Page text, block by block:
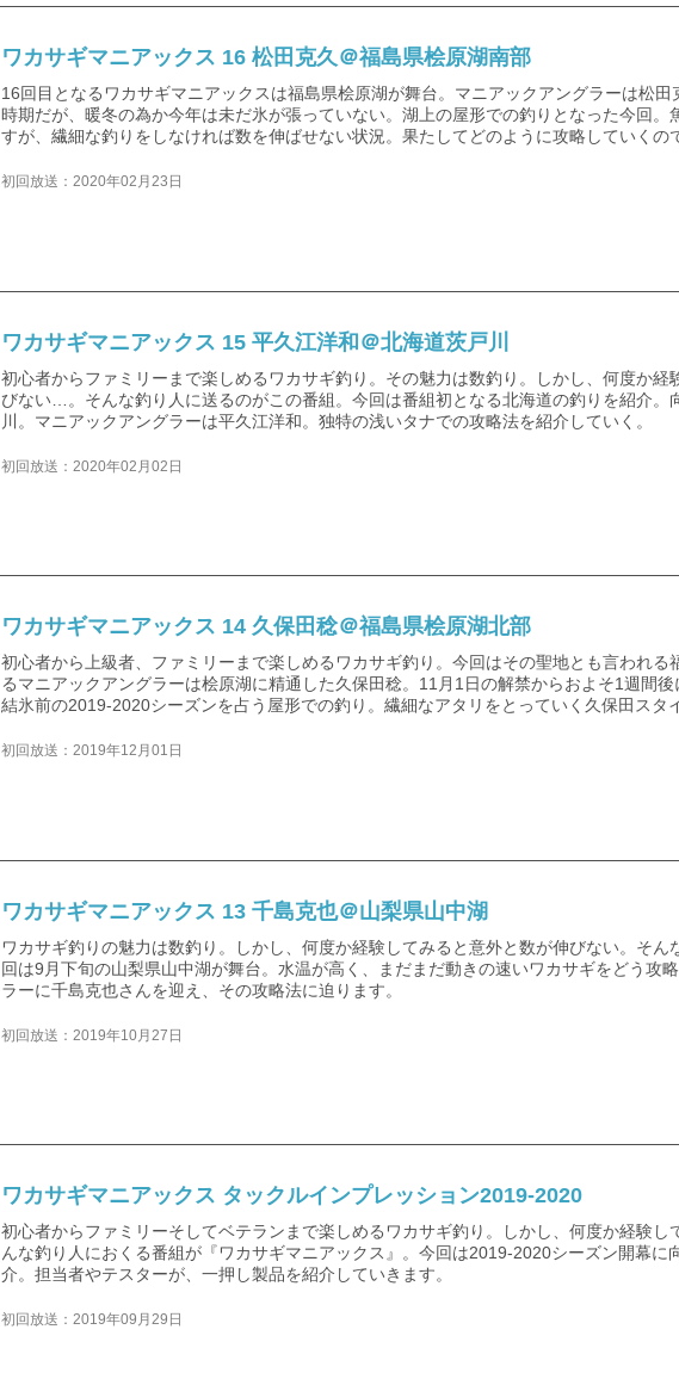
ワカサギマニアックス 16 松田克久＠福島県桧原湖南部
16回目となるワカサギマニアックスは福島県桧原湖が舞台。マニアックアングラーは松
時期だが、暖冬の為か今年は未だ氷が張っていない。湖上の屋形での釣りとなった今回。
すが、繊細な釣りをしなければ数を伸ばせない状況。果たしてどのように攻略していくの
初回放送：2020年02月23日
ワカサギマニアックス 15 平久江洋和＠北海道茨戸川
初心者からファミリーまで楽しめるワカサギ釣り。その魅力は数釣り。しかし、何度か経
びない…。そんな釣り人に送るのがこの番組。今回は番組初となる北海道の釣りを紹介。
川。マニアックアングラーは平久江洋和。独特の浅いタナでの攻略法を紹介していく。
初回放送：2020年02月02日
ワカサギマニアックス 14 久保田稔＠福島県桧原湖北部
初心者から上級者、ファミリーまで楽しめるワカサギ釣り。今回はその聖地とも言われる
るマニアックアングラーは桧原湖に精通した久保田稔。11月1日の解禁からおよそ1週間後
結氷前の2019‐2020シーズンを占う屋形での釣り。繊細なアタリをとっていく久保田スタ
初回放送：2019年12月01日
ワカサギマニアックス 13 千島克也＠山梨県山中湖
ワカサギ釣りの魅力は数釣り。しかし、何度か経験してみると意外と数が伸びない。そん
回は9月下旬の山梨県山中湖が舞台。水温が高く、まだまだ動きの速いワカサギをどう攻
ラーに千島克也さんを迎え、その攻略法に迫ります。
初回放送：2019年10月27日
ワカサギマニアックス タックルインプレッション2019‐2020
初心者からファミリーそしてベテランまで楽しめるワカサギ釣り。しかし、何度か経験し
んな釣り人におくる番組が『ワカサギマニアックス』。今回は2019‐2020シーズン開幕に
介。担当者やテスターが、一押し製品を紹介していきます。
初回放送：2019年09月29日